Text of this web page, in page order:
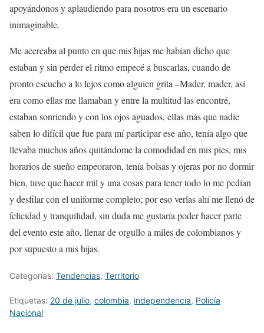
apoyándonos y aplaudiendo para nosotros era un escenario
inimaginable.
Me acercaba al punto en que mis hijas me habían dicho que
estaban y sin perder el ritmo empecé a buscarlas, cuando de
pronto escucho a lo lejos como alguien grita –Mader, mader, así
era como ellas me llamaban y entre la multitud las encontré,
estaban sonriendo y con los ojos aguados, ellas más que nadie
saben lo difícil que fue para mí participar ese año, tenía algo que
llevaba muchos años quitándome la comodidad en mis pies, mis
horarios de sueño empeoraron, tenía bolsas y ojeras por no dormir
bien, tuve que hacer mil y una cosas para tener todo lo me pedían
y desfilar con el uniforme completo; por eso verlas ahí me llenó de
felicidad y tranquilidad, sin duda me gustaría poder hacer parte
del evento este año, llenar de orgullo a miles de colombianos y
por supuesto a mis hijas.
Categorías: Tendencias, Territorio
Etiquetas: 20 de julio, colombia, independencia, Policía
Nacional